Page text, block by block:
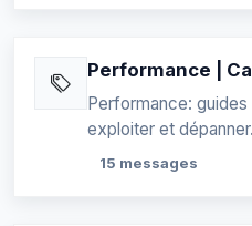
Performance |
Performance:
exploiter et dépanner.
15 messages